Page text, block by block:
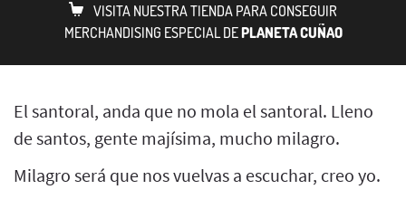
VISITA NUESTRA TIENDA PARA CONSEGUIR
MERCHANDISING ESPECIAL DEPLANETA CUÑAO
El santoral, anda que no mola el santoral. Lleno
de santos, gente majísima, mucho milagro.
Milagro será que nos vuelvas a escuchar, creo yo.